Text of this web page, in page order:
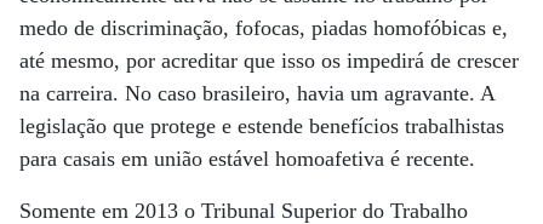
medo de discriminação, fofocas, piadas homofóbicas e,
até mesmo, por acreditar que isso os impedirá de crescer
na carreira. No caso brasileiro, havia um agravante. A
legislação que protege e estende benefícios trabalhistas
para casais em união estável homoafetiva é recente.
Somente em 2013 o Tribunal Superior do Trabalho